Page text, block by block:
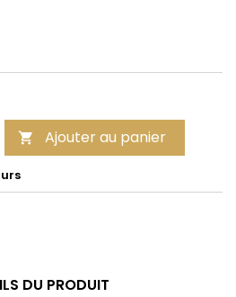
 Ajouter au panier
DU PRODUIT